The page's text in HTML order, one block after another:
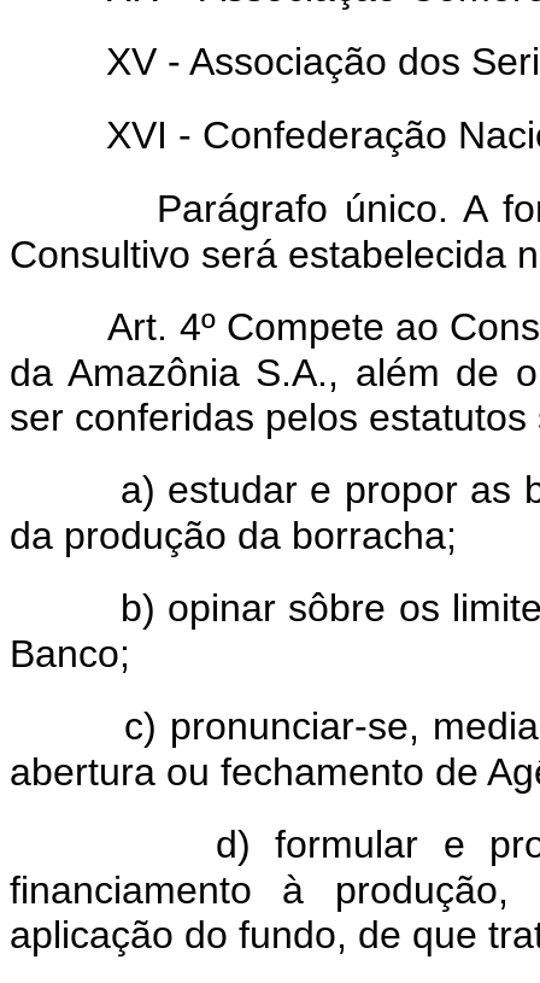
XV - Associação dos
XVI - Confederação
Parágrafo único. A
Consultivo será estabelecida
Art. 4º Compete ao
da Amazônia S.A., além de
ser conferidas pelos
a) estudar e propor as
da produção da borracha;
b) opinar sôbre os
Banco;
c) pronunciar-se,
abertura ou fechamento de
d) formular e
financiamento à
aplicação do fundo, de que